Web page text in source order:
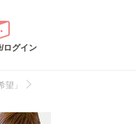
ログイン
」